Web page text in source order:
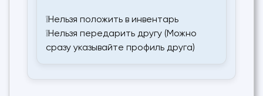
❕Нельзя положить в инвентарь
❕Нельзя передарить другу (Можно
сразу указывайте профиль друга)